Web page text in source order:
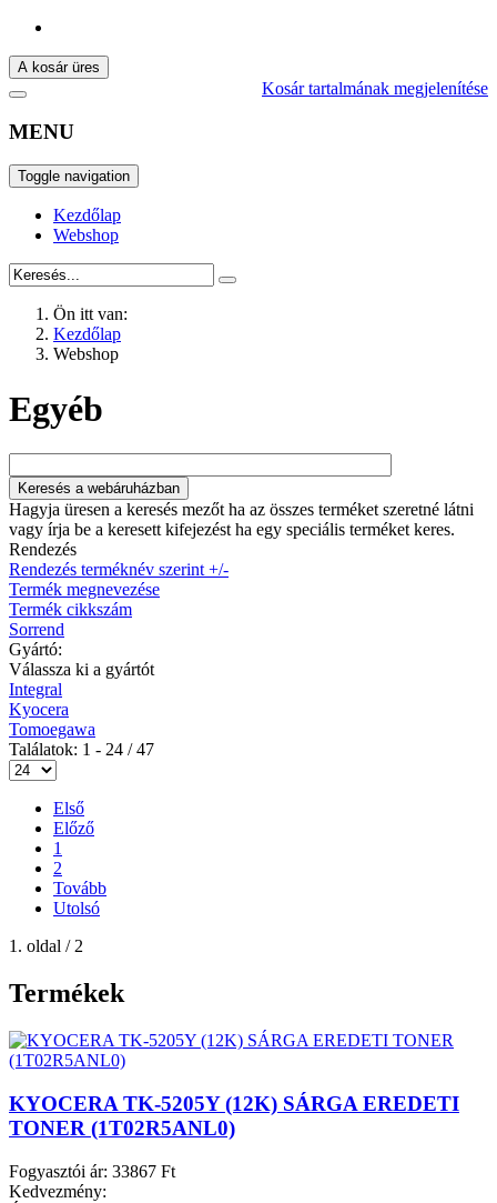
A kosár üres
Kosár tartalmának megjelenítése
MENU
Toggle navigation
Kezdőlap
Webshop
Ön itt van:
Kezdőlap
Webshop
Egyéb
Hagyja üresen a keresés mezőt ha az összes terméket szeretné látni
vagy írja be a keresett kifejezést ha egy speciális terméket keres.
Rendezés
Rendezés terméknév szerint +/-
Termék megnevezése
Termék cikkszám
Sorrend
Gyártó:
Válassza ki a gyártót
Integral
Kyocera
Tomoegawa
Találatok: 1 - 24 / 47
Első
Előző
1
2
Tovább
Utolsó
1. oldal / 2
Termékek
KYOCERA TK-5205Y (12K) SÁRGA EREDETI
TONER (1T02R5ANL0)
Fogyasztói ár: 33867 Ft
Kedvezmény: